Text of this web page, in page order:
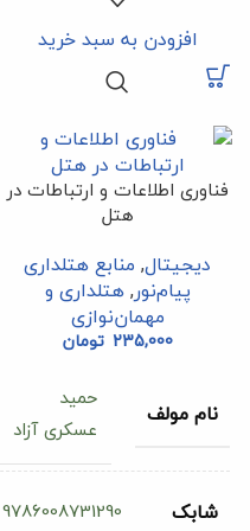
افزودن به سبد خرید
فناوری اطلاعات و ارتباطات در
هتل
دیجیتال, منابع هتلداری
پیام‌نور,هتلداری و
مهمان‌نوازی
235,000 تومان
نام مولف
حمید
عسکری آزاد
شابک 9786008731290